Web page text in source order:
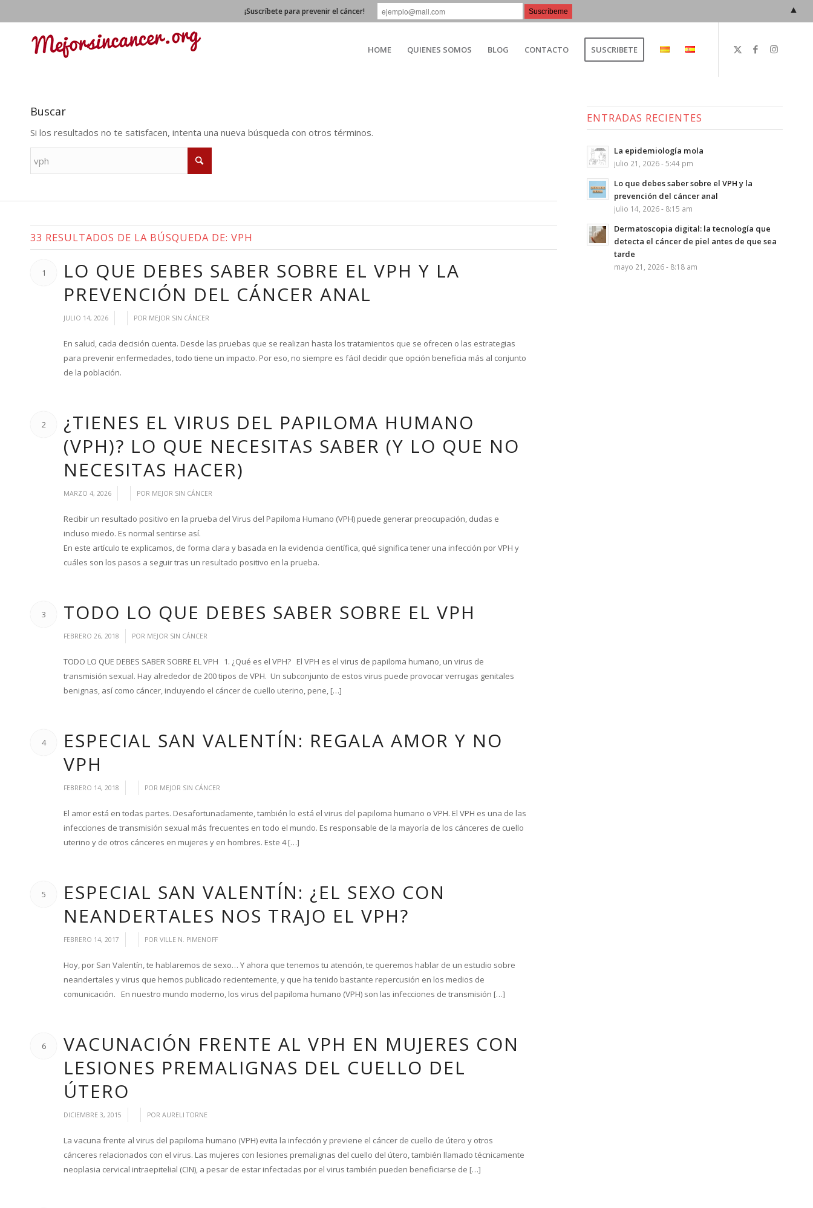
HOME QUIENES SOMOS BLOG CONTACTO SUSCRIBETE
Buscar
Si los resultados no te satisfacen, intenta una nueva búsqueda con otros términos.
33 RESULTADOS DE LA BÚSQUEDA DE: VPH
1
LO QUE DEBES SABER SOBRE EL VPH Y LA
PREVENCIÓN DEL CÁNCER ANAL
JULIO 14, 2026 POR MEJOR SIN CÁNCER
En salud, cada decisión cuenta. Desde las pruebas que se realizan hasta los tratamientos que se ofrecen o las estrategias
para prevenir enfermedades, todo tiene un impacto. Por eso, no siempre es fácil decidir que opción beneficia más al conjunto
de la población.
2
¿TIENES EL VIRUS DEL PAPILOMA HUMANO
(VPH)? LO QUE NECESITAS SABER (Y LO QUE NO
NECESITAS HACER)
MARZO 4, 2026 POR MEJOR SIN CÁNCER
Recibir un resultado positivo en la prueba del Virus del Papiloma Humano (VPH) puede generar preocupación, dudas e
incluso miedo. Es normal sentirse así.
En este artículo te explicamos, de forma clara y basada en la evidencia científica, qué significa tener una infección por VPH y
cuáles son los pasos a seguir tras un resultado positivo en la prueba.
3 TODO LO QUE DEBES SABER SOBRE EL VPH
FEBRERO 26, 2018 POR MEJOR SIN CÁNCER
TODO LO QUE DEBES SABER SOBRE EL VPH 1. ¿Qué es el VPH? El VPH es el virus de papiloma humano, un virus de
transmisión sexual. Hay alrededor de 200 tipos de VPH. Un subconjunto de estos virus puede provocar verrugas genitales
benignas, así como cáncer, incluyendo el cáncer de cuello uterino, pene, […]
4
ESPECIAL SAN VALENTÍN: REGALA AMOR Y NO
VPH
FEBRERO 14, 2018
/ POR MEJOR SIN CÁNCER
El amor está en todas partes. Desafortunadamente, también lo está el virus del papiloma humano o VPH. El VPH es una de las
infecciones de transmisión sexual más frecuentes en todo el mundo. Es responsable de la mayoría de los cánceres de cuello
uterino y de otros cánceres en mujeres y en hombres. Este 4 […]
5
ESPECIAL SAN VALENTÍN: ¿EL SEXO CON
NEANDERTALES NOS TRAJO EL VPH?
FEBRERO 14, 2017
/ POR VILLE N. PIMENOFF
Hoy, por San Valentín, te hablaremos de sexo… Y ahora que tenemos tu atención, te queremos hablar de un estudio sobre
neandertales y virus que hemos publicado recientemente, y que ha tenido bastante repercusión en los medios de
comunicación. En nuestro mundo moderno, los virus del papiloma humano (VPH) son las infecciones de transmisión […]
6
VACUNACIÓN FRENTE AL VPH EN MUJERES CON
LESIONES PREMALIGNAS DEL CUELLO DEL
ÚTERO
DICIEMBRE 3, 2015
/ POR AURELI TORNE
La vacuna frente al virus del papiloma humano (VPH) evita la infección y previene el cáncer de cuello de útero y otros
cánceres relacionados con el virus. Las mujeres con lesiones premalignas del cuello del útero, también llamado técnicamente
neoplasia cervical intraepitelial (CIN), a pesar de estar infectadas por el virus también pueden beneficiarse de […]
ENTRADAS RECIENTES
La epidemiología mola
julio 21, 2026 - 5:44 pm
Lo que debes saber sobre el VPH y la
prevención del cáncer anal
julio 14, 2026 - 8:15 am
Dermatoscopia digital: la tecnología que
detecta el cáncer de piel antes de que sea
tarde
mayo 21, 2026 - 8:18 am
¡Suscríbete para prevenir el cáncer! ▲